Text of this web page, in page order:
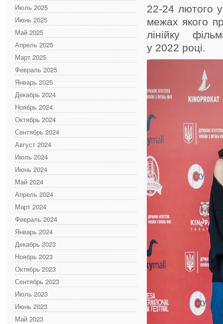
Июль 2025
Июнь 2025
Май 2025
Апрель 2025
Март 2025
Февраль 2025
Январь 2025
Декабрь 2024
Ноябрь 2024
Октябрь 2024
Сентябрь 2024
Август 2024
Июль 2024
Июнь 2024
Май 2024
Апрель 2024
Март 2024
Февраль 2024
Январь 2024
Декабрь 2023
Ноябрь 2023
Октябрь 2023
Сентябрь 2023
Июль 2023
Июнь 2023
Май 2023
22-24 лютого
межах якого
лінійку
у 2022 році.